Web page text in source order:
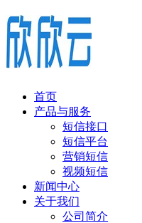
首页
产品与服务
短信接口
短信平台
营销短信
视频短信
新闻中心
关于我们
公司简介